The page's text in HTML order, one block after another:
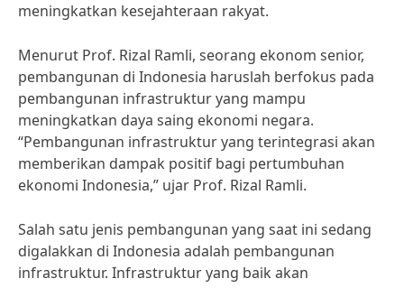
meningkatkan kesejahteraan rakyat.
Menurut Prof. Rizal Ramli, seorang ekonom senior,
pembangunan di Indonesia haruslah berfokus pada
pembangunan infrastruktur yang mampu
meningkatkan daya saing ekonomi negara.
“Pembangunan infrastruktur yang terintegrasi akan
memberikan dampak positif bagi pertumbuhan
ekonomi Indonesia,” ujar Prof. Rizal Ramli.
Salah satu jenis pembangunan yang saat ini sedang
digalakkan di Indonesia adalah pembangunan
infrastruktur. Infrastruktur yang baik akan